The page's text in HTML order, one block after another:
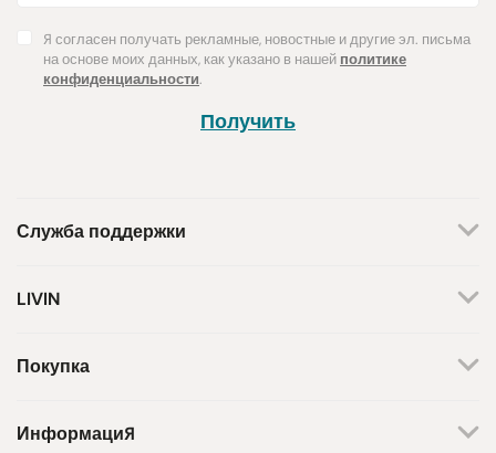
Я согласен получать рекламные, новостные и другие эл. письма
на основе моих данных, как указано в нашей политике
конфиденциальности.
Получить
Служба поддержки
Написать запрос
Мы работаем по будням.
LIVIN
Контакты
Бренды
Покупка
Доставка
Информация